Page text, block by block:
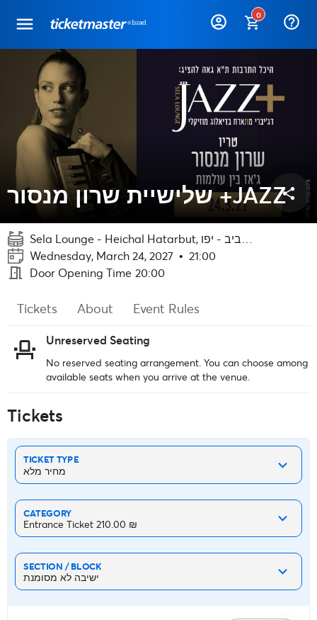
0 help_outline
Sela Lounge - Heichal Hatarbut, תל אביב - יפו
Wednesday, March 24, 2027 • 21:00
meeting_room Door Opening Time 20:00
shareשלישיית שרון מנסור +JAZZ
Tickets About Event Rules
Unreserved Seating
No reserved seating arrangement. You can choose among
available seats when you arrive at the venue.
Tickets
מחיר מלא
TICKET TYPE
Entrance Ticket ‏210.00 ₪
CATEGORY
ישיבה לא מסומנת
SECTION / BLOCK